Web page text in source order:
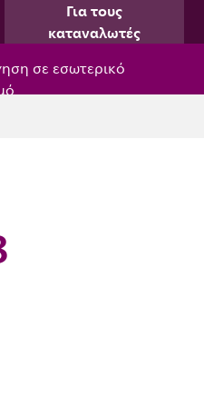
Για τους
καταναλωτές
σε εσωτερικό